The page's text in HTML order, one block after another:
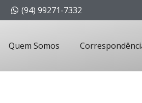
(94) 99271-7332
Quem Somos